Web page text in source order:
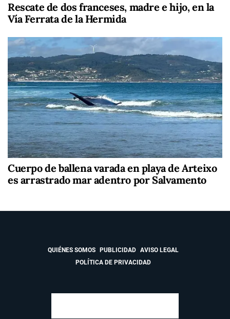
Rescate de dos franceses, madre e hijo, en la
Vía Ferrata de la Hermida
Cuerpo de ballena varada en playa de Arteixo
es arrastrado mar adentro por Salvamento
QUIÉNES SOMOS PUBLICIDAD
AVISO LEGAL
POLÍTICA DE PRIVACIDAD